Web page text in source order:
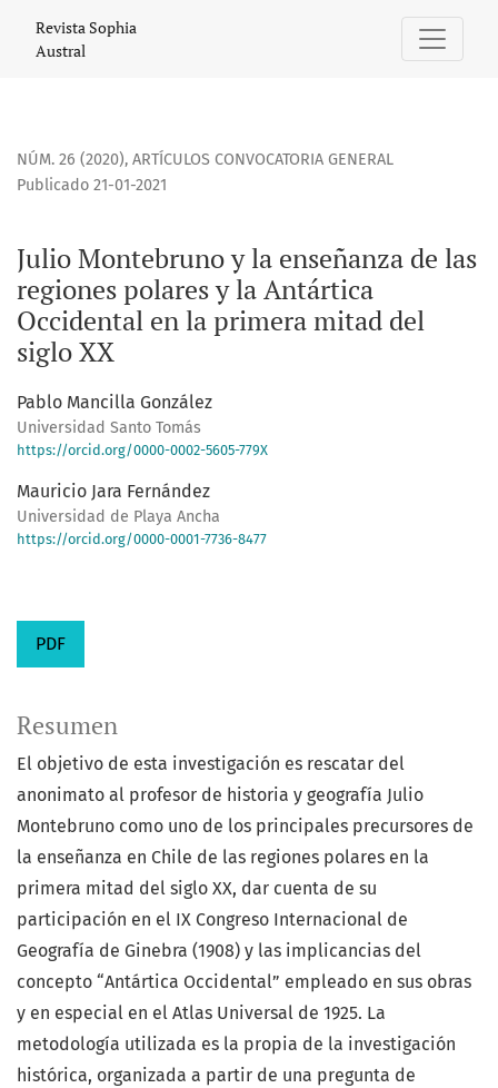
Julio Montebruno y la enseñanza de las regiones polares
Revista Sophia
Austral
NÚM. 26 (2020), ARTÍCULOS CONVOCATORIA GENERAL
Julio Montebruno y la enseñanza de las
regiones polares y la Antártica
Occidental en la primera mitad del
siglo XX
Publicado 21-01-2021
Pablo Mancilla González
Universidad Santo Tomás
https://orcid.org/0000-0002-5605-779X
Mauricio Jara Fernández
Universidad de Playa Ancha
https://orcid.org/0000-0001-7736-8477
PDF
Resumen
El objetivo de esta investigación es rescatar del
anonimato al profesor de historia y geografía Julio
Montebruno como uno de los principales precursores de
la enseñanza en Chile de las regiones polares en la
primera mitad del siglo XX, dar cuenta de su
participación en el IX Congreso Internacional de
Geografía de Ginebra (1908) y las implicancias del
concepto “Antártica Occidental” empleado en sus obras
y en especial en el Atlas Universal de 1925. La
metodología utilizada es la propia de la investigación
histórica, organizada a partir de una pregunta de